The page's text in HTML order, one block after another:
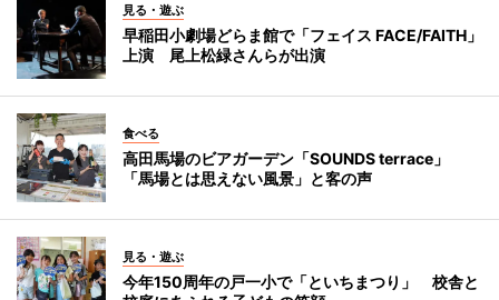
見る・遊ぶ
早稲田小劇場どらま館で「フェイス FACE/FAITH」
上演 尾上松緑さんらが出演
食べる
高田馬場のビアガーデン「SOUNDS terrace」
「馬場とは思えない風景」と客の声
見る・遊ぶ
今年150周年の戸一小で「といちまつり」 校舎と